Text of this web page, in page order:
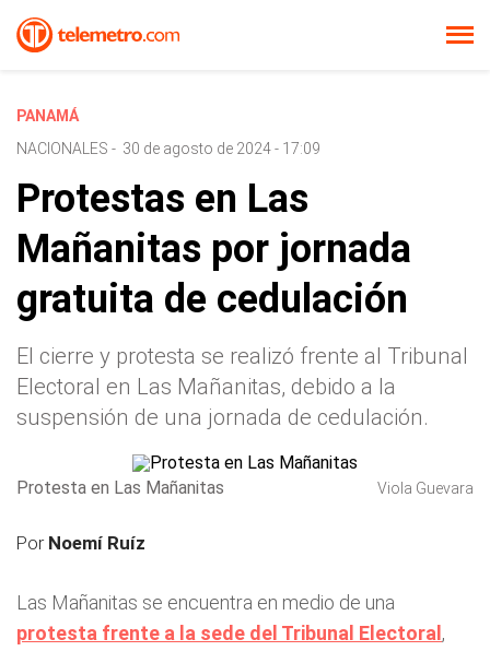
PANAMÁ
NACIONALES - 30 de agosto de 2024 - 17:09
Protestas en Las
Mañanitas por jornada
gratuita de cedulación
El cierre y protesta se realizó frente al Tribunal
Electoral en Las Mañanitas, debido a la
suspensión de una jornada de cedulación.
Protesta en Las Mañanitas Viola Guevara
Por Noemí Ruíz
Las Mañanitas se encuentra en medio de una
protesta frente a la sede del Tribunal Electoral ,